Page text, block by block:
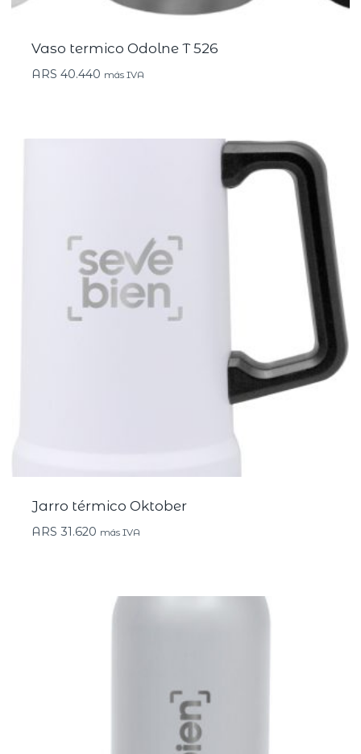
Vaso termico Odolne T 526
ARS 40.440 más IVA
Jarro térmico Oktober
ARS 31.620 más IVA